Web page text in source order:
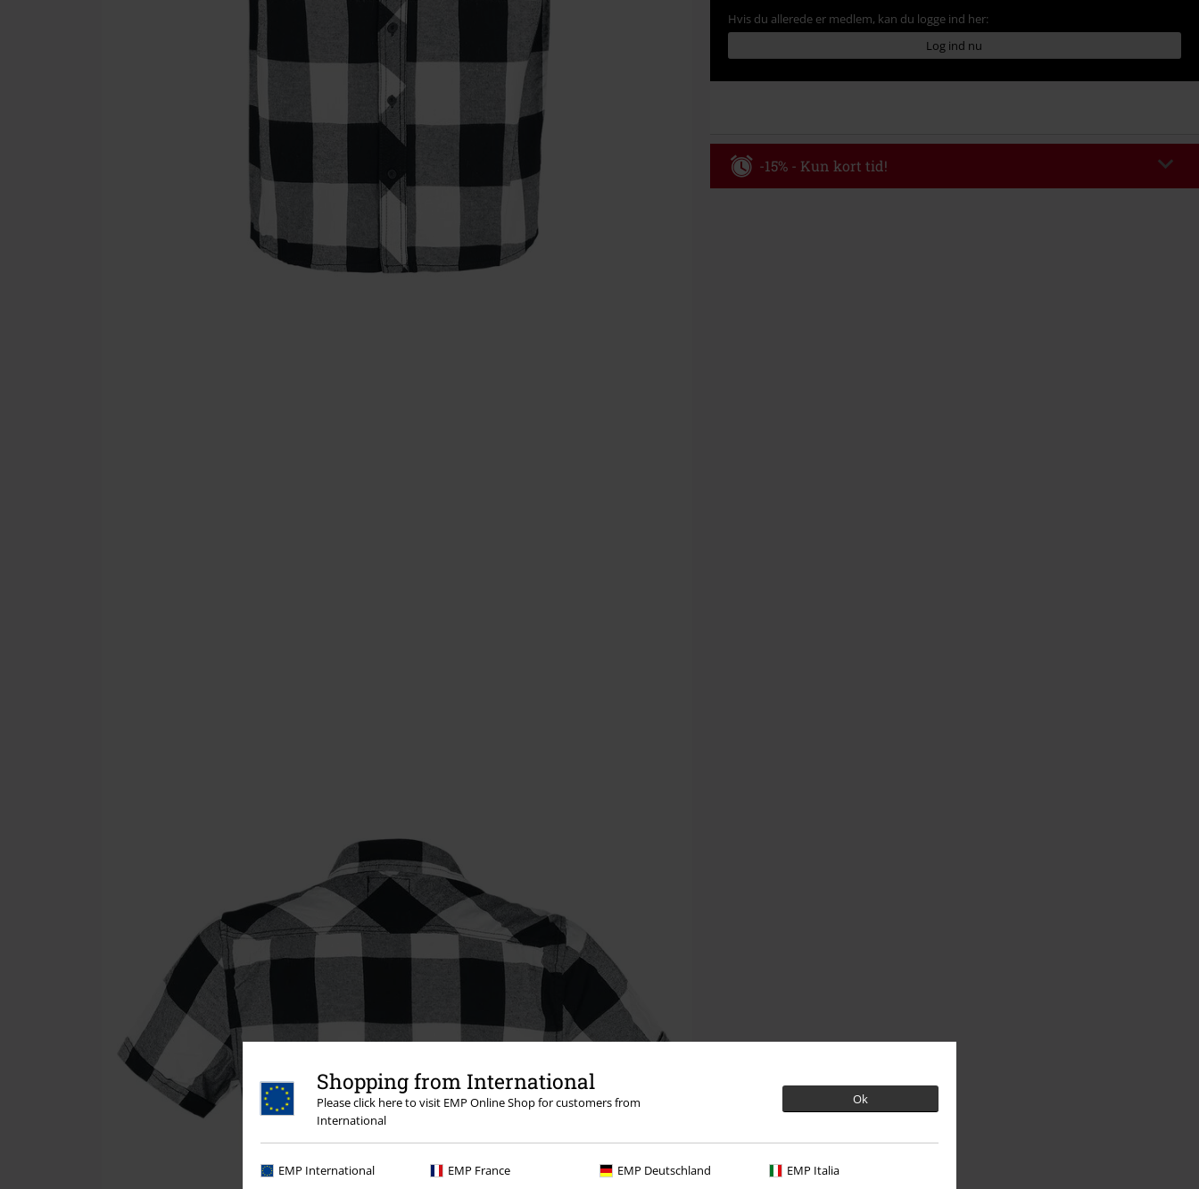
Shopping from International
Please click here to visit EMP Online Shop for customers from
International
Ok
EMP International EMP France EMP Deutschland EMP Italia
Hvis du allerede er medlem, kan du logge ind her:
Log ind nu
-15% - Kun kort tid!